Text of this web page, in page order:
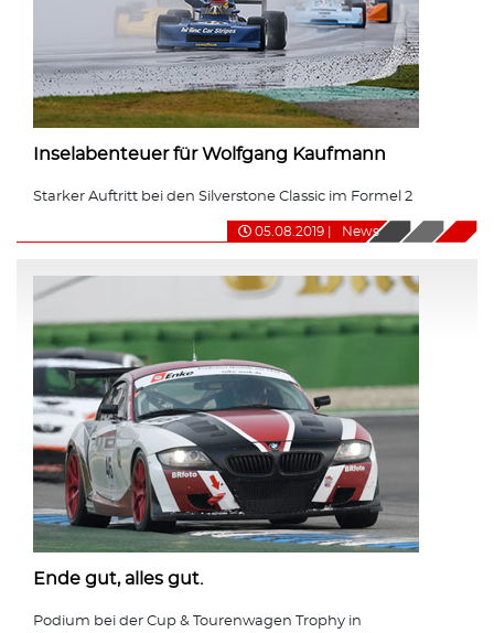
Inselabenteuer für Wolfgang Kaufmann
Starker Auftritt bei den Silverstone Classic im Formel 2
05.08.2019 News
Ende gut, alles gut.
Podium bei der Cup & Tourenwagen Trophy in